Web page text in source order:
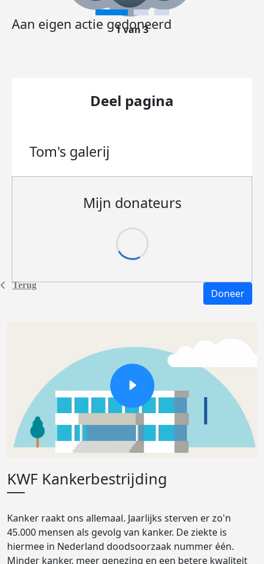
Terug
Aan eigen actie gedoneerd
1 van 3
Deel pagina
Tom's galerij
Mijn donateurs
Doneer
KWF Kankerbestrijding
Kanker raakt ons allemaal. Jaarlijks sterven er zo'n
45.000 mensen als gevolg van kanker. De ziekte is
hiermee in Nederland doodsoorzaak nummer één.
Minder kanker, meer genezing en een betere kwaliteit